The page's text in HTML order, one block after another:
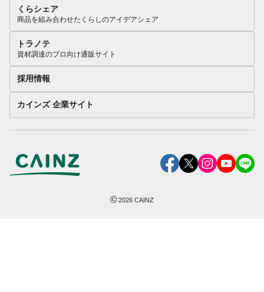
くらシェア
商品を組み合わせたくらしのアイデアシェア
トラノテ
資材調達のプロ向け通販サイト
採用情報
カインズ 企業サイト
©2026 CAINZ